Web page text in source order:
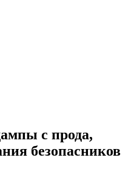
с прода,
безопасников